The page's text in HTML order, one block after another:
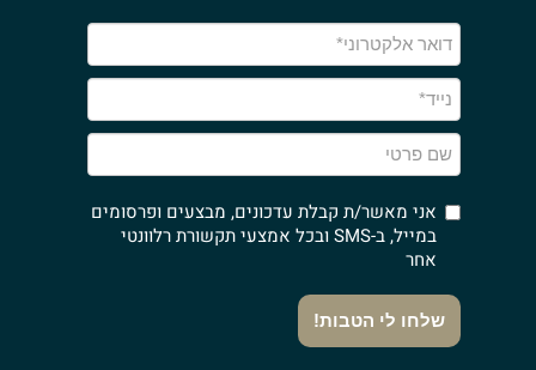
אני מאשר/ת קבלת עדכונים, מבצעים ופרסומים
במייל, ב-SMS ובכל אמצעי תקשורת רלוונטי
אחר
שלחו לי הטבות!